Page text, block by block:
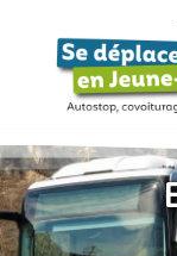
contenu